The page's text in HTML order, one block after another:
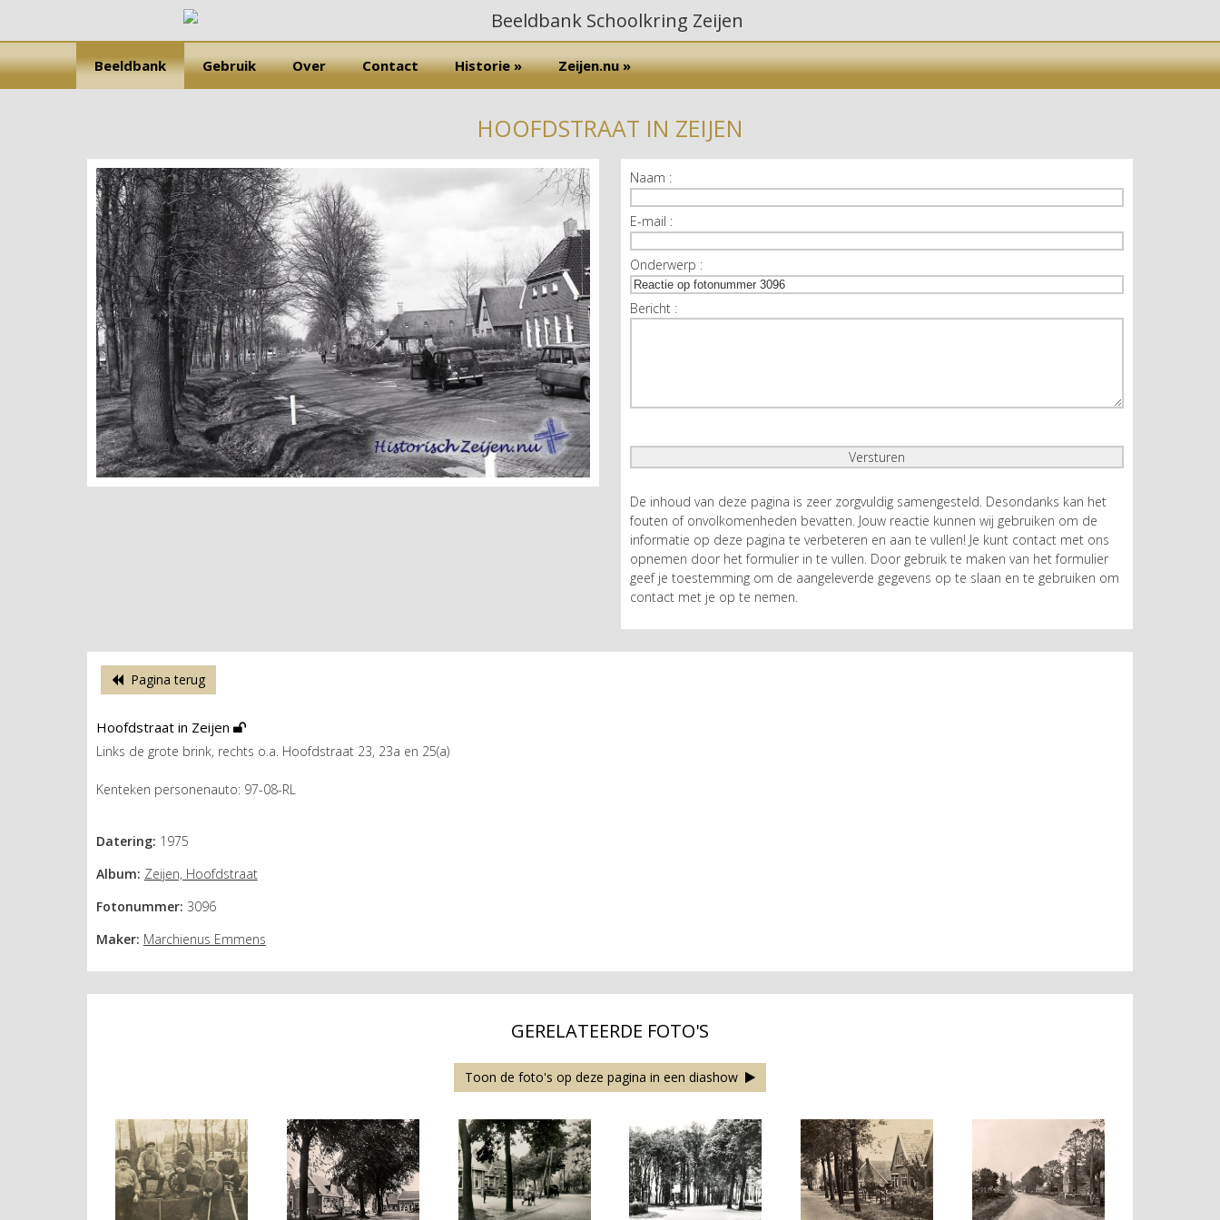
Beeldbank Gebruik Over Contact Historie » Zeijen.nu »
HOOFDSTRAAT IN ZEIJEN
Naam :
E-mail :
Onderwerp :
Bericht :
De inhoud van deze pagina is zeer zorgvuldig samengesteld. Desondanks kan het
fouten of onvolkomenheden bevatten. Jouw reactie kunnen wij gebruiken om de
informatie op deze pagina te verbeteren en aan te vullen! Je kunt contact met ons
opnemen door het formulier in te vullen. Door gebruik te maken van het formulier
geef je toestemming om de aangeleverde gegevens op te slaan en te gebruiken om
contact met je op te nemen.
Pagina terug
Hoofdstraat in Zeijen
Links de grote brink, rechts o.a. Hoofdstraat 23, 23a en 25(a)
Kenteken personenauto: 97-08-RL
Datering: 1975
Album: Zeijen, Hoofdstraat
Fotonummer: 3096
Maker: Marchienus Emmens
GERELATEERDE FOTO'S
Toon de foto's op deze pagina in een diashow